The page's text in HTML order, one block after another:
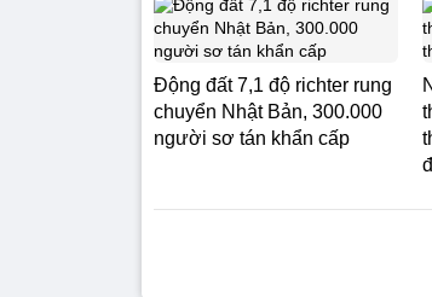
Động đất 7,1 độ richter rung
chuyển Nhật Bản, 300.000
người sơ tán khẩn cấp